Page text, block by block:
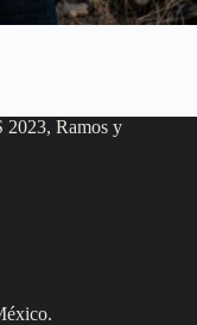
Ramos y